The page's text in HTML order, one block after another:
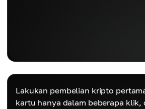
Lakukan pembelian kripto
kartu hanya dalam beberapa klik,